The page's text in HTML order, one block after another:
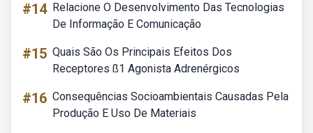
#14 Relacione O Desenvolvimento Das Tecnologias
De Informação E Comunicação
#15 Quais São Os Principais Efeitos Dos
Receptores ß1 Agonista Adrenérgicos
#16 Consequências Socioambientais Causadas Pela
Produção E Uso De Materiais